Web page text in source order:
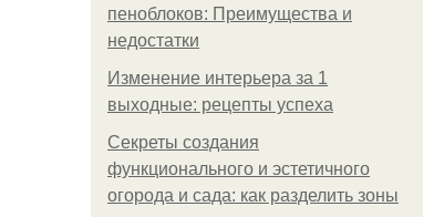
пеноблоков: Преимущества и
недостатки
Изменение интерьера за 1
выходные: рецепты успеха
Секреты создания
функционального и эстетичного
огорода и сада: как разделить зоны